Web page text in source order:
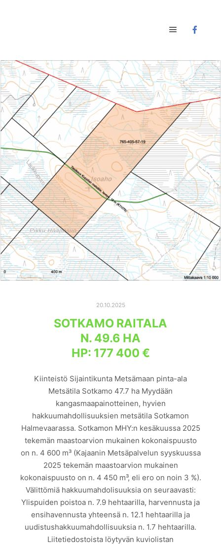
20.10.2025
SOTKAMO RAITALA
N. 49.6 HA
HP: 177 400 €
Kiinteistö Sijaintikunta Metsämaan pinta-ala
Metsätila Sotkamo 47.7 ha Myydään
kangasmaapainotteinen, hyvien
hakkuumahdollisuuksien metsätila Sotkamon
Halmevaarassa. Sotkamon MHY:n kesäkuussa 2025
tekemän maastoarvion mukainen kokonaispuusto
on n. 4 600 m³ (Kajaanin Metsäpalvelun syyskuussa
2025 tekemän maastoarvion mukainen
kokonaispuusto on n. 4 450 m³, eli ero on noin 3 %).
Välittömiä hakkuumahdolisuuksia on seuraavasti:
Ylispuiden poistoa n. 7.9 hehtaarilla, harvennusta ja
ensihavennusta yhteensä n. 12.1 hehtaarilla ja
uudistushakkuumahdollisuuksia n. 1.7 hehtaarilla.
Liitetiedostoista löytyvän kuviolistan